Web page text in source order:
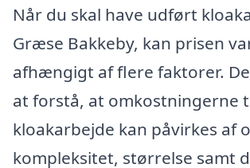
Når du skal have udført
Græse Bakkeby, kan prisen
afhængigt af flere faktorer.
at forstå, at omkostningerne
kloakarbejde kan påvirkes af
kompleksitet, størrelse samt